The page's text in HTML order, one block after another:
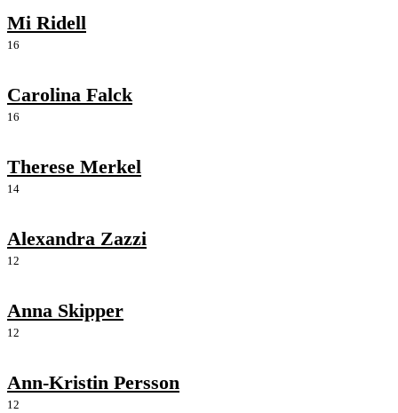
Mi Ridell
16
Carolina Falck
16
Therese Merkel
14
Alexandra Zazzi
12
Anna Skipper
12
Ann-Kristin Persson
12